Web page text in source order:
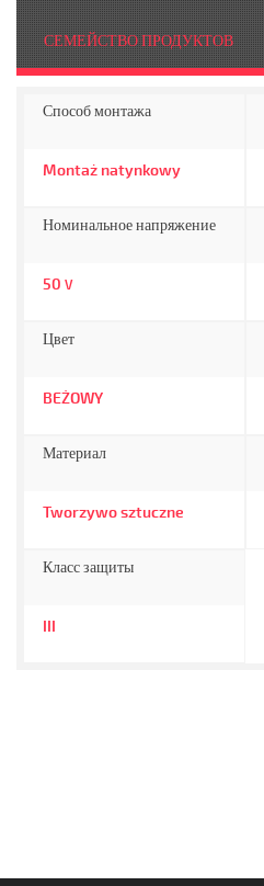
СЕМЕЙСТВО ПРОДУКТОВ
Способ монтажа
Montaż natynkowy
Номинальное напряжение
50 V
Цвет
BEŻOWY
Материал
Tworzywo sztuczne
Класс защиты
III